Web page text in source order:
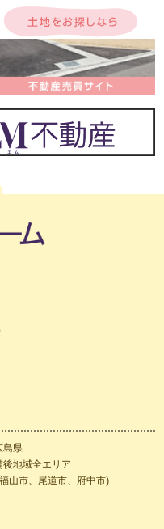
島県
後地域全エリア
山市、尾道市、府中市)